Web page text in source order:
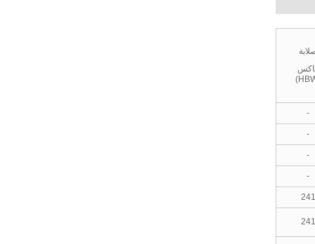
-
-
-
-
241
241